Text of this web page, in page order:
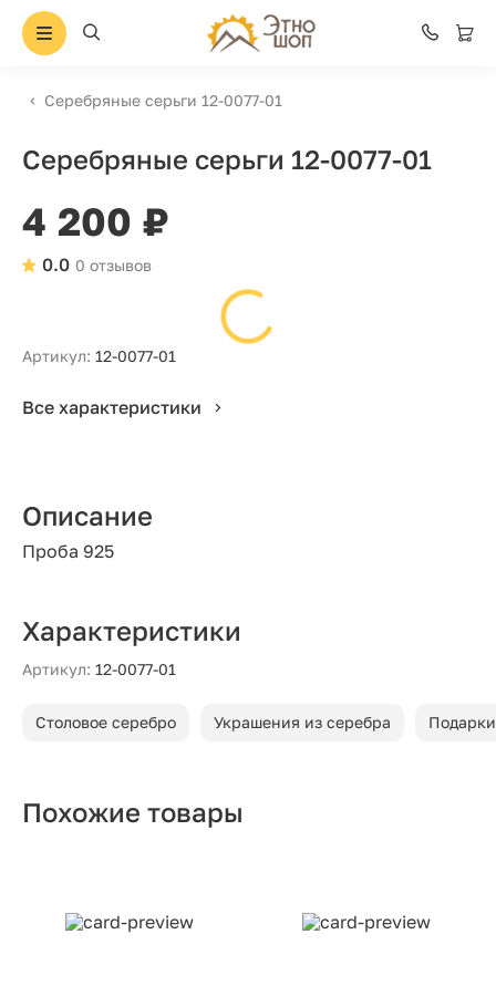
Серебряные серьги 12-0077-01
Серебряные серьги 12-0077-01
4 200 ₽
0 отзывов
0.0
Артикул: 12-0077-01
Все характеристики
Описание
Проба 925
Характеристики
Артикул: 12-0077-01
Столовое серебро Украшения из серебра
Похожие товары